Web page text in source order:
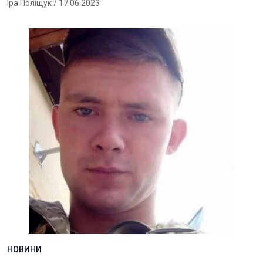
Іра Поліщук/ 17.06.2023
НОВИНИ